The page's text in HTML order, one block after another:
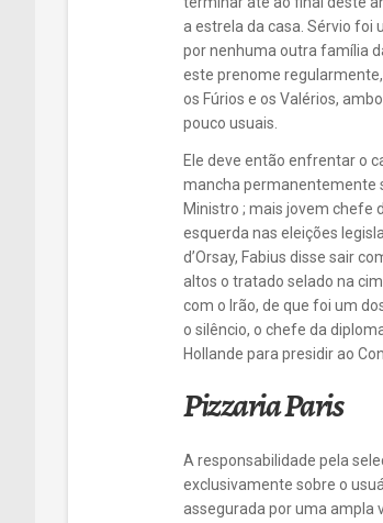
a estrela da casa. Sérvio foi
por nenhuma outra família
este prenome
os Fúrios e os Valérios,
pouco usuais.
Ele deve então enfrentar o
mancha permanentemente
Ministro ; mais jovem chefe
esquerda nas eleições
d’Orsay, Fabius disse sair
altos o tratado selado na
com o Irão, de que foi um
o silêncio, o chefe da
Hollande para presidir ao
Pizzaria Paris
A responsabilidade pela
exclusivamente sobre o
assegurada por uma ampla